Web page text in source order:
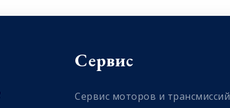
Сервис
Сервис моторов и трансмиссий